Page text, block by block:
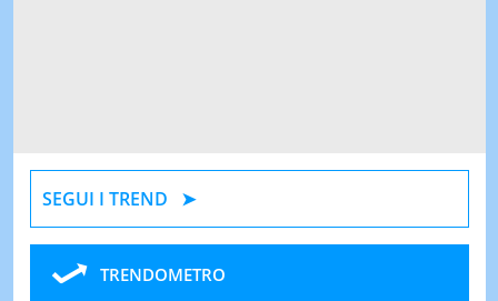
SEGUI I TREND
TRENDOMETRO